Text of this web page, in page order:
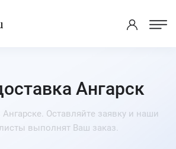
Ангарск
Оставляйте заявку и наши
выполнят Ваш заказ.